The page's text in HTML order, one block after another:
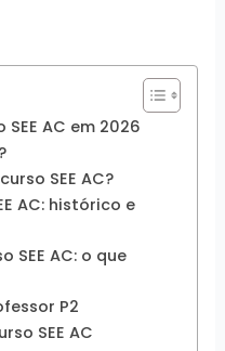
AC em 2026
SEE AC?
AC: histórico e
SEE AC: o que
P2
SEE AC